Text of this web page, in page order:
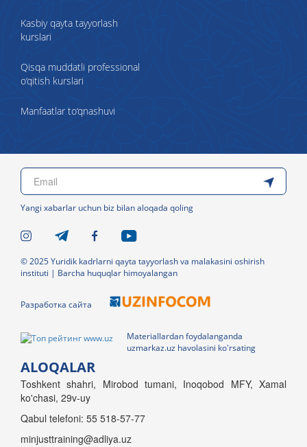
Kasbiy qayta tayyorlash
kurslari
Qisqa muddatli professional
o‘qitish kurslari
Manfaatlar to‘qnashuvi
Yangi xabarlar uchun biz bilan aloqada qoling
© 2025 Yuridik kadrlarni qayta tayyorlash va malakasini oshirish
instituti | Barcha huquqlar himoyalangan
Разработка сайта
Materiallardan foydalanganda
uzmarkaz.uz havolasini ko'rsating
ALOQALAR
Toshkent shahri, Mirobod tumani, Inoqobod MFY, Xamal
ko'chasi, 29v-uy
Qabul telefoni: 55 518-57-77
minjusttraining@adliya.uz